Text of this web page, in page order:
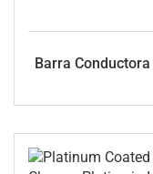
Barra